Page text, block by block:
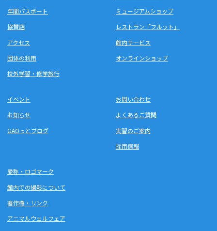
年間パスポート
協賛店
アクセス
団体の利用
校外学習・修学旅行
ミュージアムショップ
レストラン「フルット」
館内サービス
オンラインショップ
イベント
お知らせ
GAOっとブログ
お問い合わせ
よくあるご質問
実習のご案内
採用情報
愛称・ロゴマーク
館内での撮影について
著作権・リンク
アニマルウェルフェア